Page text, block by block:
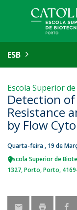
ESB
Escola Superior
Detection
Resistance
by Flow
Quarta-feira , 19 de
Escola Superior de
1327 Porto Porto